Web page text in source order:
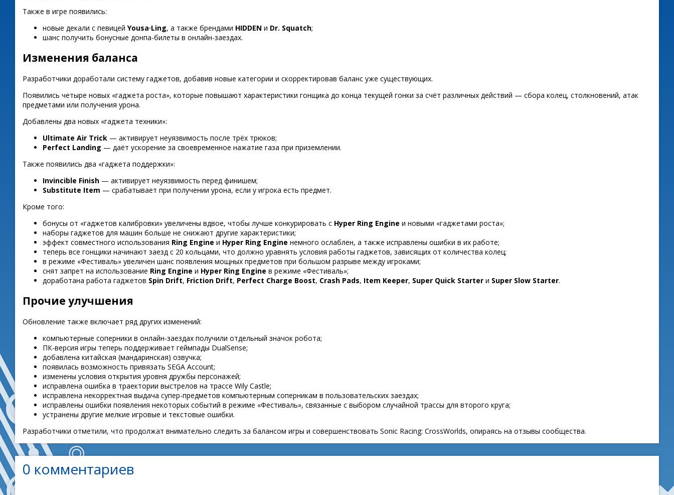
Также в игре появились:
новые декали с певицей Yousa·Ling, а также брендами HIDDEN и Dr. Squatch;
шанс получить бонусные донпа-билеты в онлайн-заездах.
Изменения баланса
Разработчики доработали систему гаджетов, добавив новые категории и скорректировав баланс уже существующих.
Появились четыре новых «гаджета роста», которые повышают характеристики гонщика до конца текущей гонки за счёт различных действий — сбора колец, столкновений, атак
предметами или получения урона.
Добавлены два новых «гаджета техники»:
Ultimate Air Trick — активирует неуязвимость после трёх трюков;
Perfect Landing — даёт ускорение за своевременное нажатие газа при приземлении.
Также появились два «гаджета поддержки»:
Invincible Finish — активирует неуязвимость перед финишем;
Substitute Item — срабатывает при получении урона, если у игрока есть предмет.
Кроме того:
бонусы от «гаджетов калибровки» увеличены вдвое, чтобы лучше конкурировать с Hyper Ring Engine и новыми «гаджетами роста»;
наборы гаджетов для машин больше не снижают другие характеристики;
эффект совместного использования Ring Engine и Hyper Ring Engine немного ослаблен, а также исправлены ошибки в их работе;
теперь все гонщики начинают заезд с 20 кольцами, что должно уравнять условия работы гаджетов, зависящих от количества колец;
в режиме «Фестиваль» увеличен шанс появления мощных предметов при большом разрыве между игроками;
снят запрет на использование Ring Engine и Hyper Ring Engine в режиме «Фестиваль»;
доработана работа гаджетов Spin Drift, Friction Drift, Perfect Charge Boost, Crash Pads, Item Keeper, Super Quick Starter и Super Slow Starter.
Прочие улучшения
Обновление также включает ряд других изменений:
компьютерные соперники в онлайн-заездах получили отдельный значок робота;
ПК-версия игры теперь поддерживает геймпады DualSense;
добавлена китайская (мандаринская) озвучка;
появилась возможность привязать SEGA Account;
изменены условия открытия уровня дружбы персонажей;
исправлена ошибка в траектории выстрелов на трассе Wily Castle;
исправлена некорректная выдача супер-предметов компьютерным соперникам в пользовательских заездах;
исправлены ошибки появления некоторых событий в режиме «Фестиваль», связанные с выбором случайной трассы для второго круга;
устранены другие мелкие игровые и текстовые ошибки.
Разработчики отметили, что продолжат внимательно следить за балансом игры и совершенствовать Sonic Racing: CrossWorlds, опираясь на отзывы сообщества.
0 комментариев